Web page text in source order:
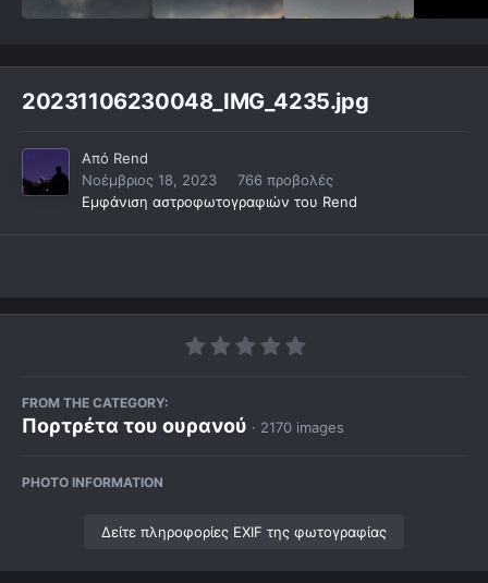
20231106230048_IMG_4235.jpg
Από Rend
Νοέμβριος 18, 2023
766 προβολές
Εμφάνιση αστροφωτογραφιών του Rend
FROM THE CATEGORY:
Πορτρέτα του ουρανού · 2170 images
PHOTO INFORMATION
Δείτε πληροφορίες EXIF της φωτογραφίας